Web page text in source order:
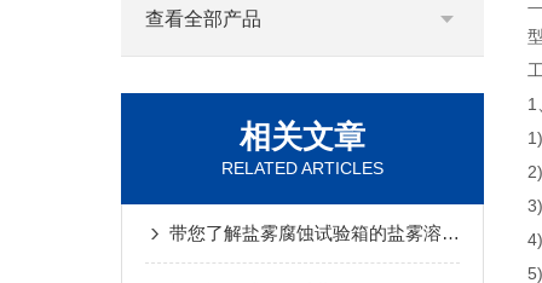
查看全部产品
相关文章
RELATED ARTICLES
带您了解盐雾腐蚀试验箱的盐雾溶液配置步骤
1